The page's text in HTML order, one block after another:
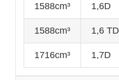
1588cm³ 1,6D
1588cm³ 1,6 TD
1716cm³ 1,7D